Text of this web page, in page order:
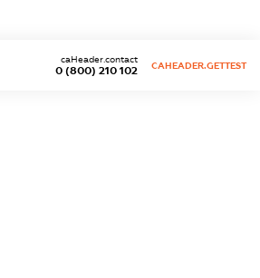
0 (800) 210 102
caHeader.contact
CAHEADER.GETTEST